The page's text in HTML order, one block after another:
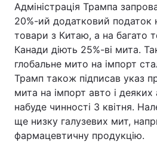
Адміністрація Трампа
20%-ий додатковий податок
товари з Китаю, а на багато
Канади діють 25%-ві мита.
глобальне мито на імпорт
Трамп також підписав указ
мита на імпорт авто і
набуде чинності 3 квітня.
ще низку галузевих мит,
фармацевтичну продукцію.